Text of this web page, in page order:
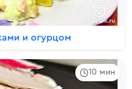
и огурцом
10 мин